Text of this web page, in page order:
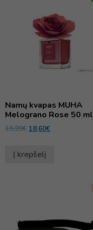
Namų kvapas MUHA
Melograno Rose 50 ml
19,99€ 18,60€
Į krepšelį